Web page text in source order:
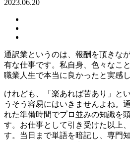
2023.06.20
通訳業というのは、報酬を頂きな
有な仕事です。私自身、色々なこ
職業人生で本当に良かったと実感し
けれども、「楽あれば苦あり」と
うそう容易にはいきませんよね。
れた準備時間でプロ並みの知識を
す。お仕事として引き受けた以上
す。当日まで単語を暗記し、専門